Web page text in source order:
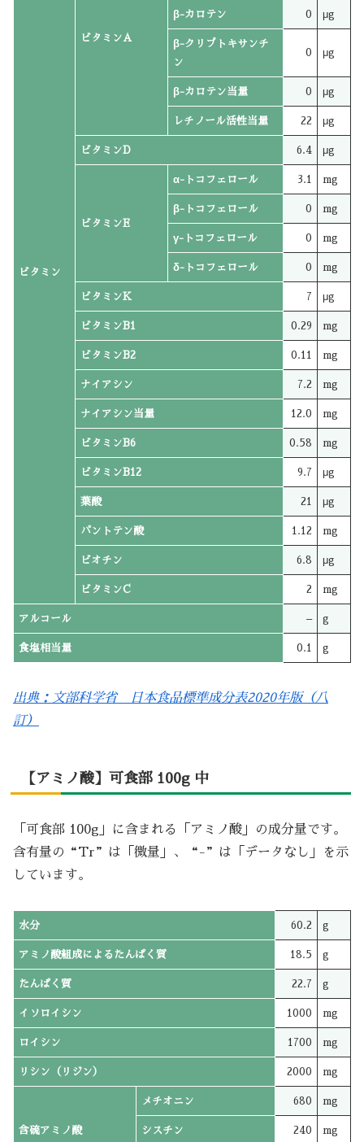
ビタミン
ビタミンA
β-カロテン 0 μg
β-クリプトキサンチ
ン
0 μg
β-カロテン当量 0 μg
レチノール活性当量 22 μg
ビタミンD 6.4 μg
ビタミンE
α-トコフェロール 3.1 mg
β-トコフェロール 0 mg
γ-トコフェロール 0 mg
δ-トコフェロール 0 mg
ビタミンK 7 μg
ビタミンB1 0.29 mg
ビタミンB2 0.11 mg
ナイアシン 7.2 mg
ナイアシン当量 12.0 mg
ビタミンB6 0.58 mg
ビタミンB12 9.7 μg
葉酸 21 μg
パントテン酸 1.12 mg
ビオチン 6.8 μg
ビタミンC 2 mg
アルコール – g
食塩相当量 0.1 g
出典：文部科学省 日本食品標準成分表2020年版（八
訂）
【アミノ酸】可食部 100g 中
「可食部 100g」に含まれる「アミノ酸」の成分量です。
含有量の“Tr”は「微量」、“-”は「データなし」を示
しています。
水分 60.2 g
アミノ酸組成によるたんぱく質 18.5 g
たんぱく質 22.7 g
イソロイシン 1000 mg
ロイシン 1700 mg
リシン（リジン） 2000 mg
含硫アミノ酸
メチオニン 680 mg
シスチン 240 mg